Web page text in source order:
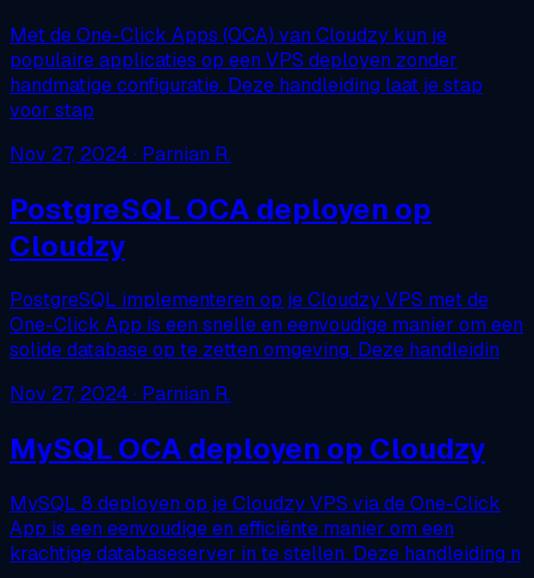
Met de One-Click Apps (OCA) van Cloudzy kun je
populaire applicaties op een VPS deployen zonder
handmatige configuratie. Deze handleiding laat je stap
voor stap
Nov 27, 2024 · Parnian R.
PostgreSQL OCA deployen op
Cloudzy
PostgreSQL implementeren op je Cloudzy VPS met de
One-Click App is een snelle en eenvoudige manier om een
solide database op te zetten omgeving. Deze handleidin
Nov 27, 2024 · Parnian R.
MySQL OCA deployen op Cloudzy
MySQL 8 deployen op je Cloudzy VPS via de One-Click
App is een eenvoudige en efficiënte manier om een
krachtige databaseserver in te stellen. Deze handleiding n